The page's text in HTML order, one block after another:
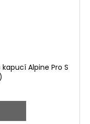
Alpine Pro S